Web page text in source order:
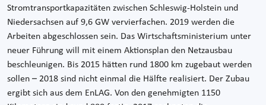
Stromtransportkapazitäten zwischen Schleswig-Holstein und
Niedersachsen auf 9,6 GW vervierfachen. 2019 werden die
Arbeiten abgeschlossen sein. Das Wirtschaftsministerium unter
neuer Führung will mit einem Aktionsplan den Netzausbau
beschleunigen. Bis 2015 hätten rund 1800 km zugebaut werden
sollen – 2018 sind nicht einmal die Hälfte realisiert. Der Zubau
ergibt sich aus dem EnLAG. Von den genehmigten 1150